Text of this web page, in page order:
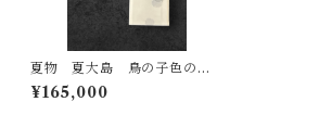
夏物 夏大島 鳥の子色の
地 墨色の十字絣と亀甲柄で
施されたお洒落な雪輪 証紙
¥165,000